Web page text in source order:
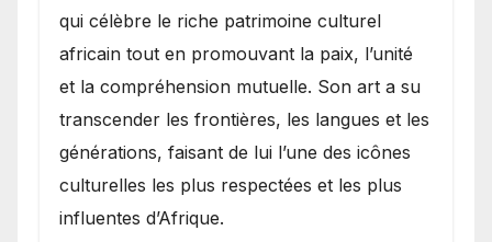
qui célèbre le riche patrimoine culturel
africain tout en promouvant la paix, l’unité
et la compréhension mutuelle. Son art a su
transcender les frontières, les langues et les
générations, faisant de lui l’une des icônes
culturelles les plus respectées et les plus
influentes d’Afrique.